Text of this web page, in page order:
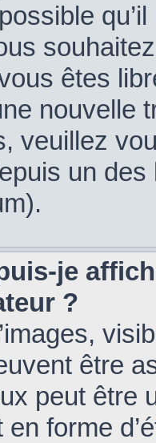
êtes
nouvelle
veuillez
un
je
?
être
peut
en forme